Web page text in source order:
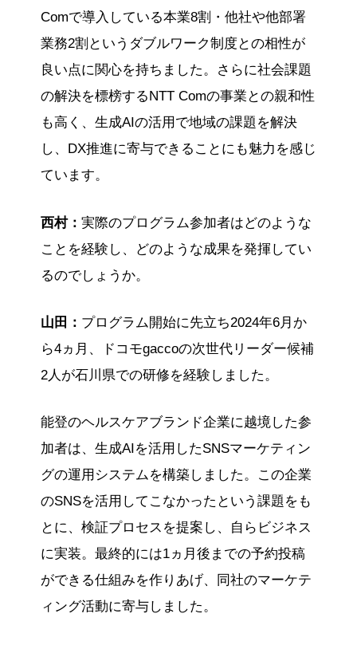
Comで導入している本業8割・他社や他部署
業務2割というダブルワーク制度との相性が
良い点に関心を持ちました。さらに社会課題
の解決を標榜するNTT Comの事業との親和性
も高く、生成AIの活用で地域の課題を解決
し、DX推進に寄与できることにも魅力を感じ
ています。
西村： 実際のプログラム参加者はどのような
ことを経験し、どのような成果を発揮してい
るのでしょうか。
山田： プログラム開始に先立ち2024年6月か
ら4ヵ月、ドコモgaccoの次世代リーダー候補
2人が石川県での研修を経験しました。
能登のヘルスケアブランド企業に越境した参
加者は、生成AIを活用したSNSマーケティン
グの運用システムを構築しました。この企業
のSNSを活用してこなかったという課題をも
とに、検証プロセスを提案し、自らビジネス
に実装。最終的には1ヵ月後までの予約投稿
ができる仕組みを作りあげ、同社のマーケテ
ィング活動に寄与しました。